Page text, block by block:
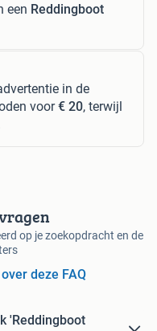
een Reddingboot
in de
voor€ 20, terwijl
op je zoekopdracht en de
deze FAQ
'Reddingboot